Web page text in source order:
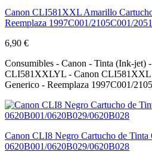
Canon CLI581XXL Amarillo
Reemplaza 1997C001/2105C001/
6,90 €
Consumibles - Canon - Tinta (Ink-jet)
CLI581XXLYL - Canon CLI581XXL
Generico - Reemplaza 1997C001/
Canon CLI8 Negro Cartucho de Tinta
0620B001/0620B029/0620B028